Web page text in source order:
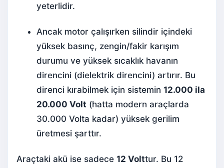
yeterlidir.
Ancak motor çalışırken silindir içindeki
yüksek basınç, zengin/fakir karışım
durumu ve yüksek sıcaklık havanın
direncini (dielektrik direncini) artırır. Bu
direnci kırabilmek için sistemin 12.000 ila
20.000 Volt (hatta modern araçlarda
30.000 Volta kadar) yüksek gerilim
üretmesi şarttır.
Araçtaki akü ise sadece 12 Volttur. Bu 12